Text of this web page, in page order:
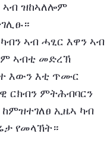
ዝከኣለሎም
ኣብቲ መድረኽ
እውን እቲ ጥሙር
ርክብን ምትሕብባርን
ከምዝተገለፀ ኢዜኣ ካብ
የመላኽት።